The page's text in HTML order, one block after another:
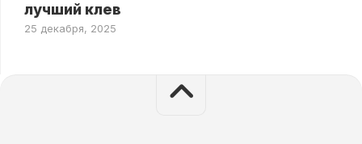
лучший клев
25 декабря, 2025